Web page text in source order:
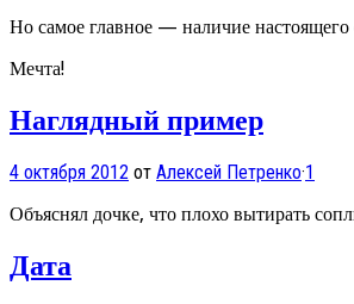
Но самое главное — наличие настоящего
Мечта!
Наглядный пример
4 октября 2012 от Алексей Петренко·1
Объяснял дочке, что плохо вытирать
Дата